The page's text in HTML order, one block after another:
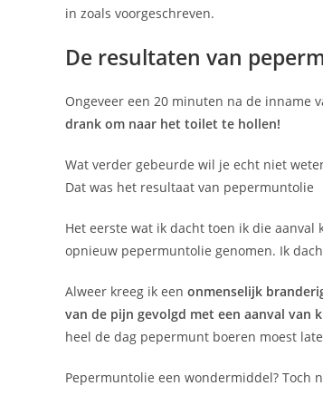
in zoals voorgeschreven.
De resultaten van
Ongeveer een 20 minuten na de inname
drank om naar het toilet te hollen!
Wat verder gebeurde wil je echt niet
Dat was het resultaat van pepermuntolie
Het eerste wat ik dacht toen ik die
opnieuw pepermuntolie genomen. Ik
Alweer kreeg ik een onmenselijk
van de pijn gevolgd met een aanval
heel de dag pepermunt boeren moest
Pepermuntolie een wondermiddel? Toch